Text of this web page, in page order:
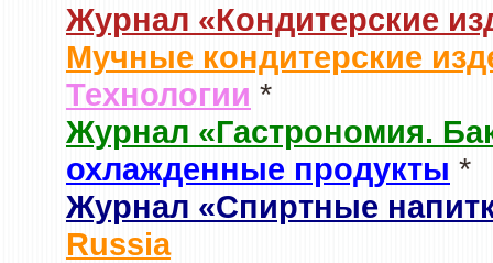
Журнал «Кондитерские
Мучные кондитерские
Технологии *
Журнал «Гастрономия.
охлажденные продукты *
Журнал «Спиртные
Russia